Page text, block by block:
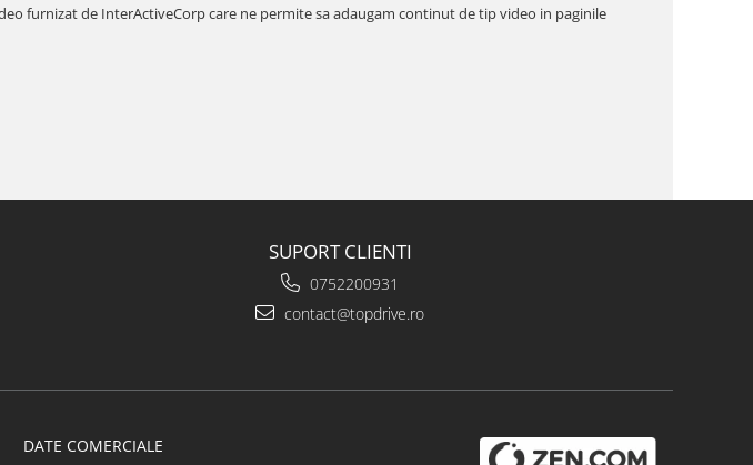
furnizat de InterActiveCorp care ne permite sa adaugam continut de tip video in paginile
SUPORT CLIENTI
0752200931
contact@topdrive.ro
DATE COMERCIALE